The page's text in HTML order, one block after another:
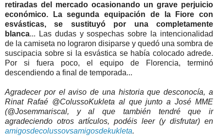
retiradas del mercado ocasionando un grave perjuicio
económico. La segunda equipación de la Fiore con
esvásticas, se sustituyó por una completamente
blanca... Las dudas y sospechas sobre la intencionalidad
de la camiseta no lograron disiparse y quedó una sombra de
suscipacia sobre si la esvástica se había colocado adrede.
Por si fuera poco, el equipo de Florencia, terminó
descendiendo a final de temporada...
Agradecer por el aviso de una historia que desconocía, a
Rinat Rafaé @ColussoKukleta al que junto a José MME
(@Josemmariscal, y al que también tendré que ir
agradeciendo otros artículos, podéis leer (y disfrutar) en
amigosdecolussovsamigosdekukleta.